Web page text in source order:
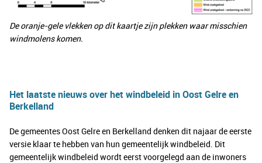
De oranje-gele vlekken op dit kaartje zijn plekken waar misschien
windmolens komen.
Het laatste nieuws over het windbeleid in Oost Gelre en
Berkelland
De gemeentes Oost Gelre en Berkelland denken dit najaar de eerste
versie klaar te hebben van hun gemeentelijk windbeleid. Dit
gemeentelijk windbeleid wordt eerst voorgelegd aan de inwoners